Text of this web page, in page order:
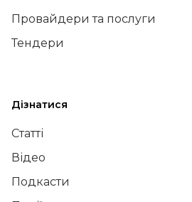
Провайдери та послуги
Тендери
Дізнатися
Статті
Відео
Подкасти